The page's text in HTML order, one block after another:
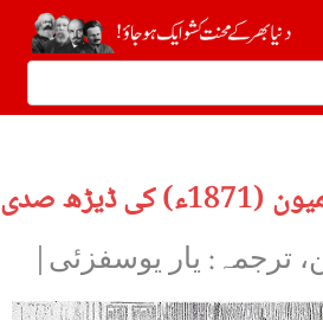
کی ڈیڑھ صدی
ترجمہ: یار یوسفزئی|